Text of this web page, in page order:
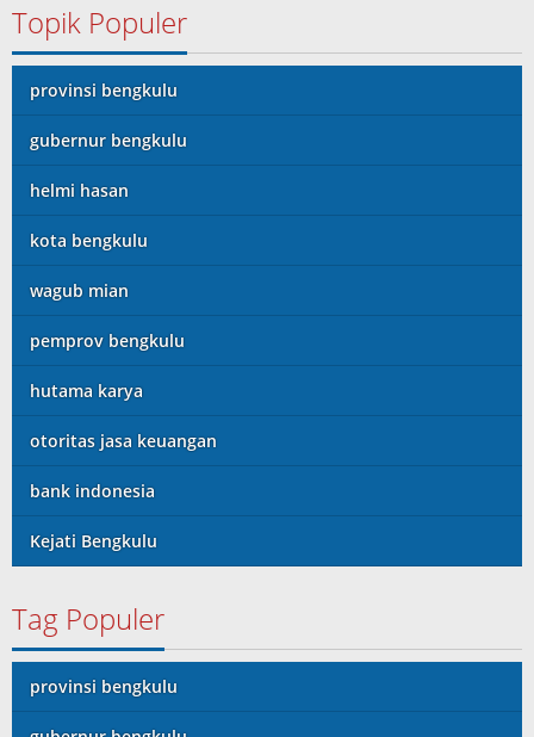
Topik Populer
provinsi bengkulu
gubernur bengkulu
helmi hasan
kota bengkulu
wagub mian
pemprov bengkulu
hutama karya
otoritas jasa keuangan
bank indonesia
Kejati Bengkulu
Tag Populer
provinsi bengkulu